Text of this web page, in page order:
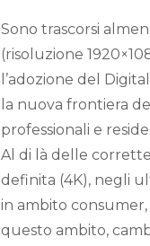
Sono trascorsi
(risoluzione
l’adozione del
la nuova frontiera
professionali e
Al di là delle
definita (4K), negli
in ambito
questo ambito,